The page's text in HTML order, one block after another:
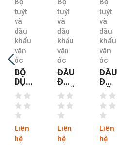
Bộ
tuýt
và
đầu
khẩu
vặn
ốc
ĐẦU
ĐỔI
KHẨU
VẶN
HỆ
INCH
TỪ
1/4”
Liên
hệ
Bộ
tuýt
và
đầu
khẩu
vặn
ốc
ĐẦU
ĐỔI
CỠ
KHẨU
TỪ
1/2”
RA
3/8”
Liên
hệ
Bộ
tuýt
và
đầu
khẩu
vặn
ốc
ĐẦU
ĐỔI
CỠ
KHẨU
HỆ
INCH
TỪ
3/8”
Liên
hệ